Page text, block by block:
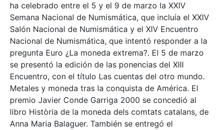
ha celebrado entre el 5 y el 9 de marzo la XXIV
Semana Nacional de Numismática, que incluía el XXIV
Salón Nacional de Numismática y el XIV Encuentro
Nacional de Numismática, que intentó responder a la
pregunta Euro ¿La moneda extrema?. El 5 de marzo
se presentó la edición de las ponencias del XIII
Encuentro, con el título Las cuentas del otro mundo.
Metales y moneda tras la conquista de América. El
premio Javier Conde Garriga 2000 se concedió al
libro Història de la moneda dels comtats catalans, de
Anna Maria Balaguer. También se entregó el